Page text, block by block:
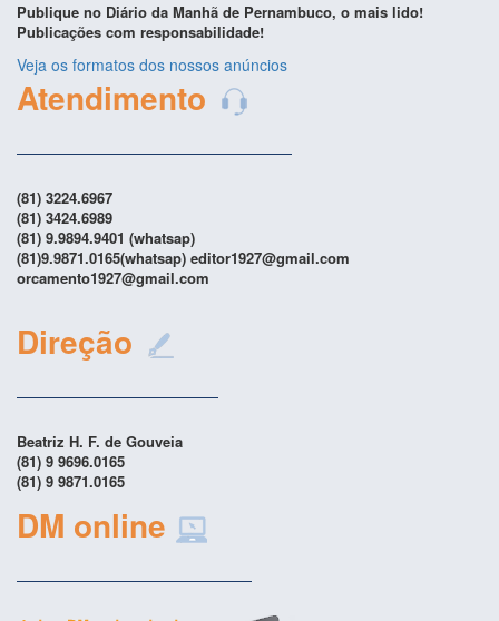
Publique no Diário da Manhã de Pernambuco, o mais lido!
Publicações com responsabilidade!
Veja os formatos dos nossos anúncios
Atendimento
(81) 3224.6967
(81) 3424.6989
(81) 9.9894.9401 (whatsap)
(81)9.9871.0165(whatsap) editor1927@gmail.com
orcamento1927@gmail.com
Direção
Beatriz H. F. de Gouveia
(81) 9 9696.0165
(81) 9 9871.0165
DM online